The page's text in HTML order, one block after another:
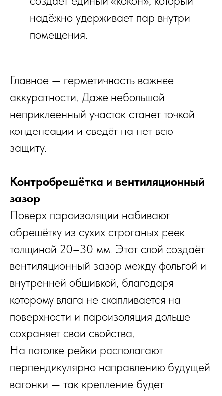
надёжно удерживает пар внутри
помещения.
Главное — герметичность важнее
аккуратности. Даже небольшой
неприклеенный участок станет точкой
конденсации и сведёт на нет всю
защиту.
Контробрешётка и вентиляционный
зазор
Поверх пароизоляции набивают
обрешётку из сухих строганых реек
толщиной 20–30 мм. Этот слой создаёт
вентиляционный зазор между фольгой и
внутренней обшивкой, благодаря
которому влага не скапливается на
поверхности и пароизоляция дольше
сохраняет свои свойства.
На потолке рейки располагают
перпендикулярно направлению будущей
вагонки — так крепление будет
ПОЛУЧИТЕ КАТАЛОГ ИЗ 18
НАШИХ ЛУЧШИХ БАНЬ
КЛИК
Пришлём в течении 2 минут
каталог наших бань с ценами
и работами за 2026 год в формате PDF
Нажмите на кнопку ниже и вас
перенаправит в MAX и просто
нужно будет отправить сообщение: